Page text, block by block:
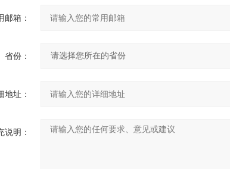
邮箱：
省份：
地址：
说明：